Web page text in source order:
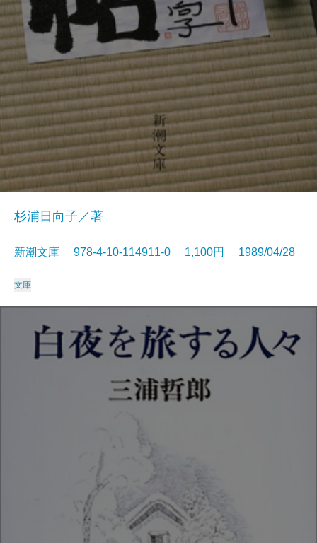
杉浦日向子／著
新潮文庫 978-4-10-114911-0 1,100円 1989/04/28
文庫